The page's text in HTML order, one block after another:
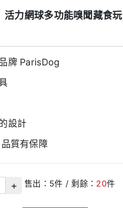
力網球多功能嗅聞藏食玩
牌 ParisDog
設計
質有保障
+ 售出： 5件 / 剩餘： 20件